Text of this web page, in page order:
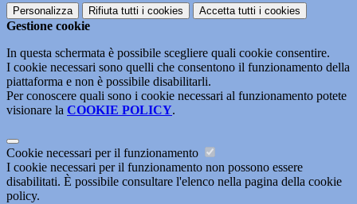
Personalizza Rifiuta tutti i cookies Accetta tutti i cookies
Gestione cookie
In questa schermata è possibile scegliere quali cookie consentire.
I cookie necessari sono quelli che consentono il funzionamento della
piattaforma e non è possibile disabilitarli.
Per conoscere quali sono i cookie necessari al funzionamento potete
visionare la COOKIE POLICY.
Cookie necessari per il funzionamento
I cookie necessari per il funzionamento non possono essere
disabilitati. È possibile consultare l'elenco nella pagina della cookie
policy.